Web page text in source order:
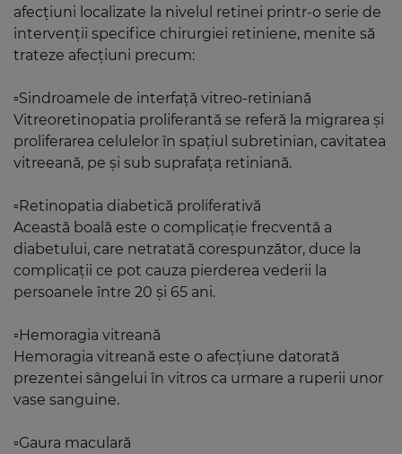
afecțiuni localizate la nivelul retinei printr-o serie de
intervenții specifice chirurgiei retiniene, menite să
trateze afecțiuni precum:
▫️Sindroamele de interfață vitreo-retiniană
Vitreoretinopatia proliferantă se referă la migrarea şi
proliferarea celulelor în spațiul subretinian, cavitatea
vitreeană, pe și sub suprafața retiniană.
▫️Retinopatia diabetică proliferativă
Această boală este o complicație frecventă a
diabetului, care netratată corespunzător, duce la
complicații ce pot cauza pierderea vederii la
persoanele între 20 și 65 ani.
▫️Hemoragia vitreană
Hemoragia vitreană este o afecțiune datorată
prezentei sângelui în vitros ca urmare a ruperii unor
vase sanguine.
▫️Gaura maculară